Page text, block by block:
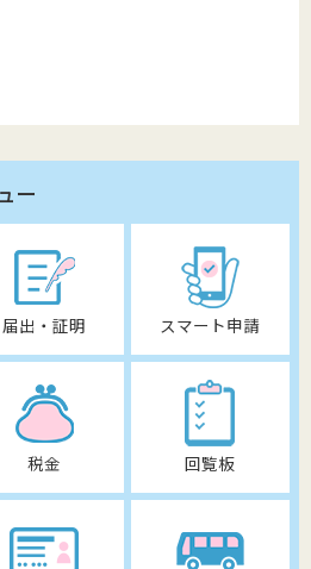
ー
届出・証明 スマート申請
税金 回覧板